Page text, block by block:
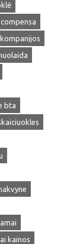
bta
kainos